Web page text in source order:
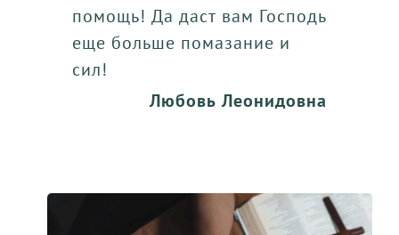
помощь! Да даст вам Господь
еще больше помазание и
сил!
Любовь Леонидовна